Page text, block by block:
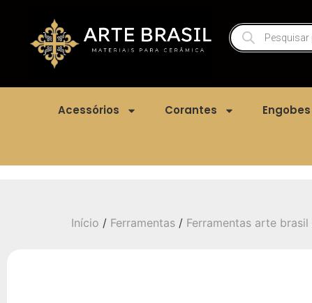
Acessórios Corantes Engobes
Início / Ferramentas / Ferramentas arte brasil